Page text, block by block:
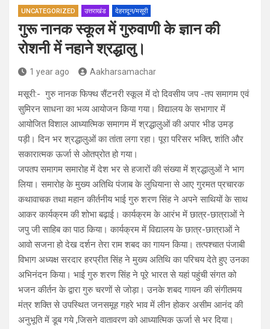
UNCATEGORIZED उत्तराखंड देहरादून/मसूरी
गुरू नानक स्कूल में गुरुवाणी के ज्ञान की
रोशनी में नहाने श्रद्धालु।
1 year ago Aakharsamachar
मसूरी:- गुरु नानक फिफ्थ सैंटनरी स्कूल में दो दिवसीय जप -तप समागम एवं
सुमिरन साधना का भव्य आयोजन किया गया। विद्यालय के सभागार में
आयोजित विशाल आध्यात्मिक समागम में श्रद्धालुओं की अपार भीड उमड़
पड़ी। दिन भर श्रद्धालुओं का तांता लगा रहा। पूरा परिसर भक्ति, शांति और
सकारात्मक ऊर्जा से ओतप्रोत हो गया।
जपतप समागम समारोह में देश भर से हजारों की संख्या में श्रद्धालुओं ने भाग
लिया। समारोह के मुख्य अतिथि पंजाब के लुधियाना से आए गुरमत प्रचारक
कथावाचक तथा महान कीर्तनीय भाई गुरु शरण सिंह ने अपने साथियों के साथ
आकर कार्यक्रम की शोभा बढ़ाई। कार्यक्रम के आरंभ में छात्र-छात्राओं ने
जपु जी साहिब का पाठ किया। कार्यक्रम में विद्यालय के छात्र-छात्राओं ने
आवो सजना हो देख दर्शन तेरा राम शबद का गायन किया। तत्पश्चात पंजाबी
विभाग अध्यक्ष सरदार हरप्रीत सिंह ने मुख्य अतिथि का परिचय देते हुए उनका
अभिनंदन किया। भाई गुरु शरण सिंह ने पूरे भारत से यहां पहुंची संगत को
भजन कीर्तन के द्वारा गुरु चरणों से जोड़ा। उनके शबद गायन की संगीतमय
मंत्र शक्ति से उपस्थित जनसमूह गहरे भाव में लीन होकर असीम आनंद की
अनुभूति में डूब गये ,जिसने वातावरण को आध्यात्मिक ऊर्जा से भर दिया।